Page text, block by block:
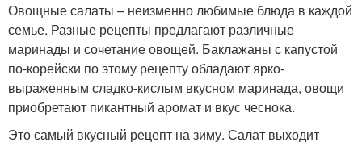
Овощные салаты – неизменно любимые блюда в каждой
семье. Разные рецепты предлагают различные
маринады и сочетание овощей. Баклажаны с капустой
по-корейски по этому рецепту обладают ярко-
выраженным сладко-кислым вкусном маринада, овощи
приобретают пикантный аромат и вкус чеснока.
Это самый вкусный рецепт на зиму. Салат выходит